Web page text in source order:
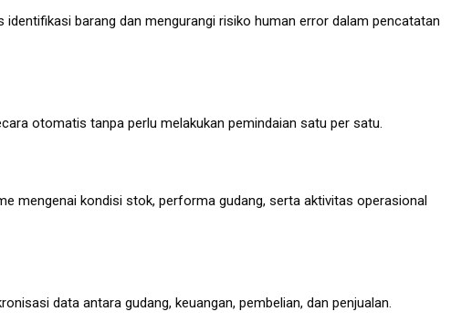
barang dan mengurangi risiko human error dalam pencatatan
otomatis tanpa perlu melakukan pemindaian satu per satu.
mengenai kondisi stok, performa gudang, serta aktivitas operasional
data antara gudang, keuangan, pembelian, dan penjualan.